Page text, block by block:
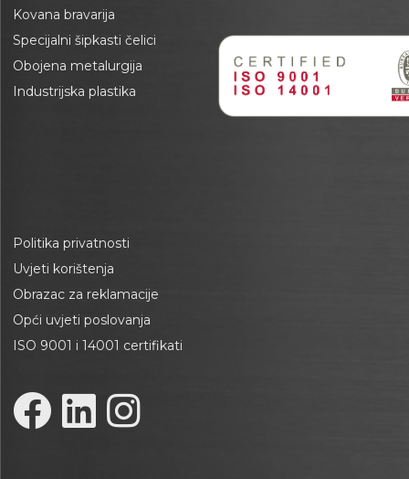
Kovana bravarija
Specijalni šipkasti čelici
Obojena metalurgija
Industrijska plastika
Politika privatnosti
Uvjeti korištenja
Obrazac za reklamacije
Opći uvjeti poslovanja
ISO 9001 i 14001 certifikati